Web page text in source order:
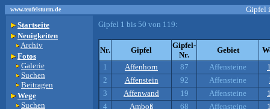
www.teufelsturm.de
Gipfel
Startseite
Neuigkeiten
Archiv
Fotos
Galerie
Suchen
Beitragen
Wege
Suchen
Gipfel 1 bis 50 von 119:
Nr. Gipfel
Gipfel-
Nr.
Gebiet
1
Affenhorn 87 Affensteine
2
Affenstein 92 Affensteine
3
Affenwand 19 Affensteine
4
Amboß 68 Affensteine